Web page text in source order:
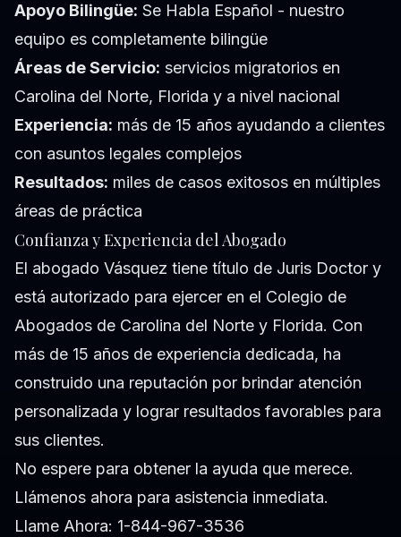
Apoyo Bilingüe: Se Habla Español - nuestro
equipo es completamente bilingüe
Áreas de Servicio: servicios migratorios en
Carolina del Norte, Florida y a nivel nacional
Experiencia: más de 15 años ayudando a clientes
con asuntos legales complejos
Resultados: miles de casos exitosos en múltiples
áreas de práctica
Confianza y Experiencia del Abogado
El abogado Vásquez tiene título de Juris Doctor y
está autorizado para ejercer en el Colegio de
Abogados de Carolina del Norte y Florida. Con
más de 15 años de experiencia dedicada, ha
construido una reputación por brindar atención
personalizada y lograr resultados favorables para
sus clientes.
No espere para obtener la ayuda que merece.
Llámenos ahora para asistencia inmediata.
Llame Ahora: 1-844-967-3536